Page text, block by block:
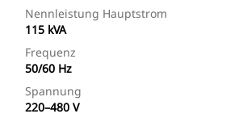
Nennleistung Hauptstrom
115 kVA
Frequenz
50/60 Hz
Spannung
220–480 V